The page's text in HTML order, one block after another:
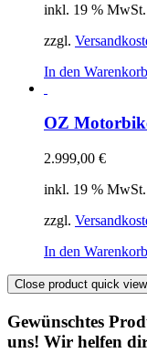
inkl. 19 % MwSt.
zzgl.
In den Warenkorb
OZ
2.999,00 €
inkl. 19 % MwSt.
zzgl.
In den Warenkorb
Close product quick view
Gewünschtes
uns! Wir helfen